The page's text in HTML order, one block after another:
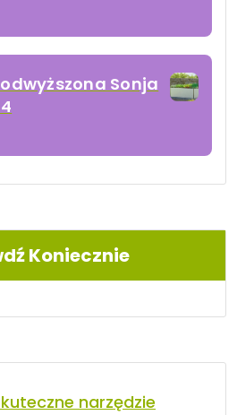
Sonja
Koniecznie
narzędzie